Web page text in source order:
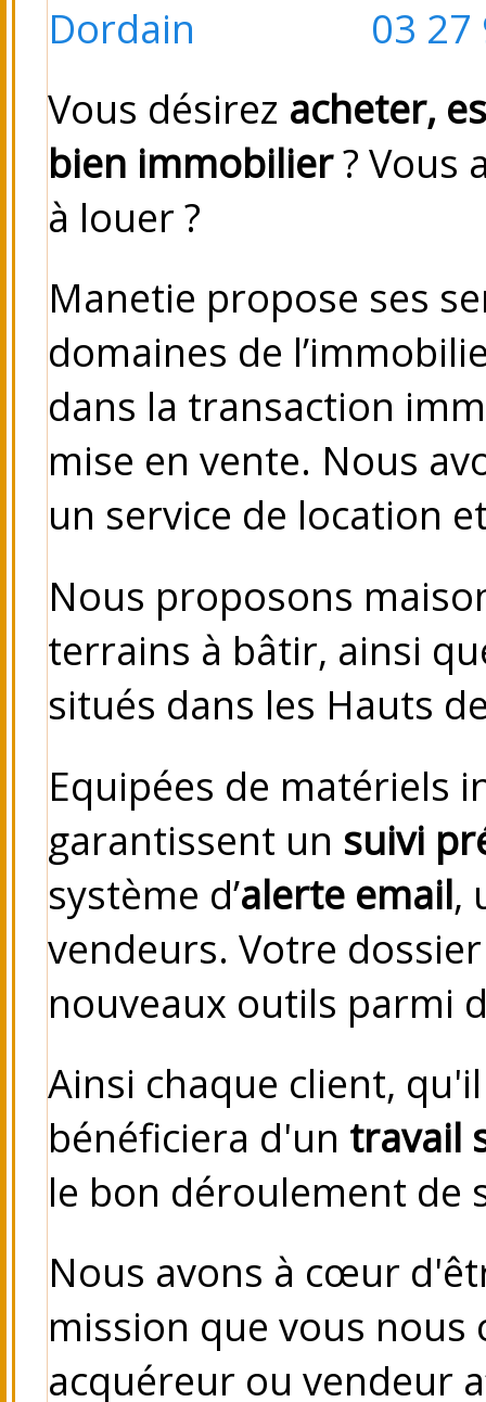
Dordain 03 27
Vous désirez acheter,
bien immobilier? Vous
à louer ?
Manetie propose ses
domaines de
dans la transaction
mise en vente. Nous
un service de location
Nous proposons
terrains à bâtir, ainsi
situés dans les Hauts
Equipées de matériels
garantissent un suivi
système d’alerte email,
vendeurs. Votre
nouveaux outils parmi
Ainsi chaque client,
bénéficiera d'un travail
le bon déroulement
Nous avons à cœur
mission que vous nous
acquéreur ou vendeur